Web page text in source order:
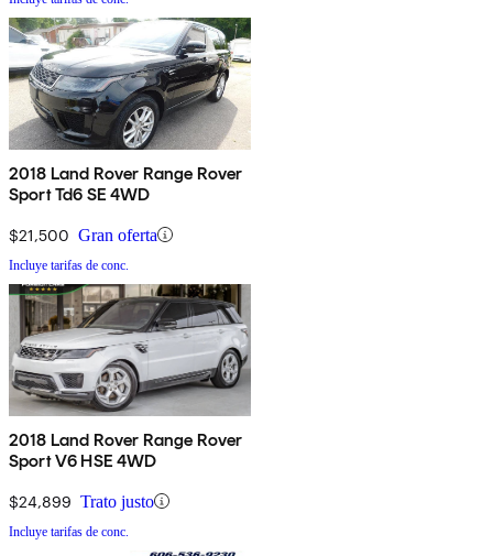
2018 Land Rover Range Rover
Sport Td6 SE 4WD
$21,500 Gran oferta
Incluye tarifas de conc.
2018 Land Rover Range Rover
Sport V6 HSE 4WD
$24,899 Trato justo
Incluye tarifas de conc.